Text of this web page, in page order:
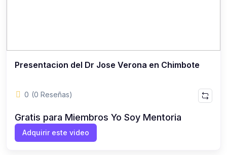
Presentacion del Dr Jose Verona en Chimbote
0 (0 Reseñas)
Gratis para Miembros Yo Soy Mentoria
Adquirir este video